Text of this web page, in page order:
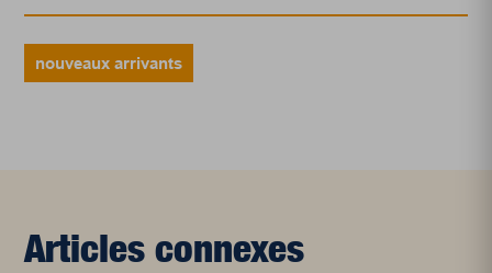
nouveaux arrivants
Articles connexes